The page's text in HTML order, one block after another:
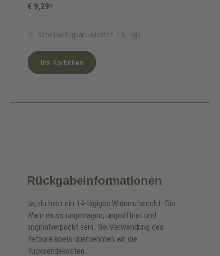
Sofort verfügbar, Lieferzeit: 3-5 Tage
€ 9,29*
Ins Körbchen
Rückgabeinformationen
Ja, du hast ein 14-tägiges Widerrufsrecht. Die
Ware muss ungetragen, ungeöffnet und
originalverpackt sein. Bei Verwendung des
Retourelabels übernehmen wir die
Rücksendekosten.